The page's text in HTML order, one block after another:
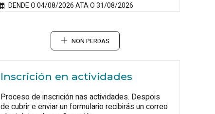
DENDE O 04/08/2026 ATA O 31/08/2026
NON PERDAS
Inscrición en actividades
Proceso de inscrición nas actividades. Despois
de cubrir e enviar un formulario recibirás un correo